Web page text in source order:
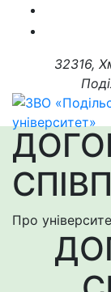
32316,
Про